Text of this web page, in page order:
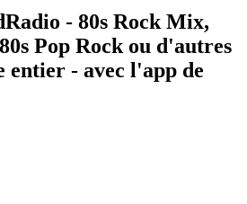
- 80s Rock Mix,
Pop Rock ou d'autres
entier - avec l'app de